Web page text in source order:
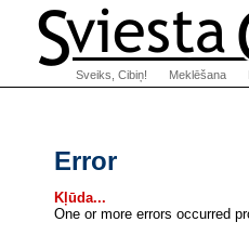
Error
Kļūda...
One or more errors occurred
Sveiks, Cibiņ! Meklēšana